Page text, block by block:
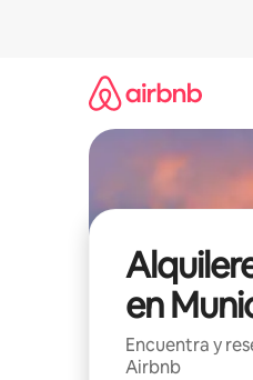
en
Encuentra y
Airbnb